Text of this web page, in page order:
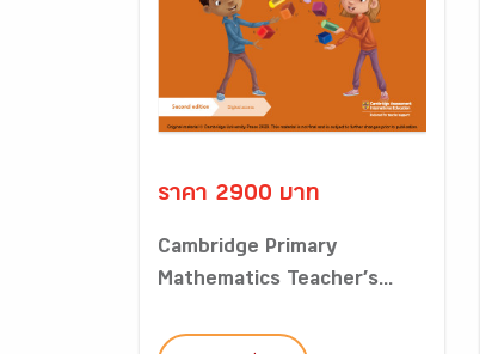
ราคา 2900 บาท
Cambridge Primary
Mathematics Teacher’s...